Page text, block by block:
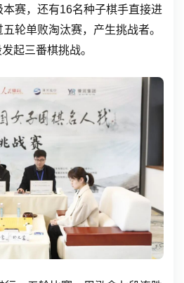
赛，还有16名种子棋手直接进
轮单败淘汰赛，产生挑战者。
起三番棋挑战。